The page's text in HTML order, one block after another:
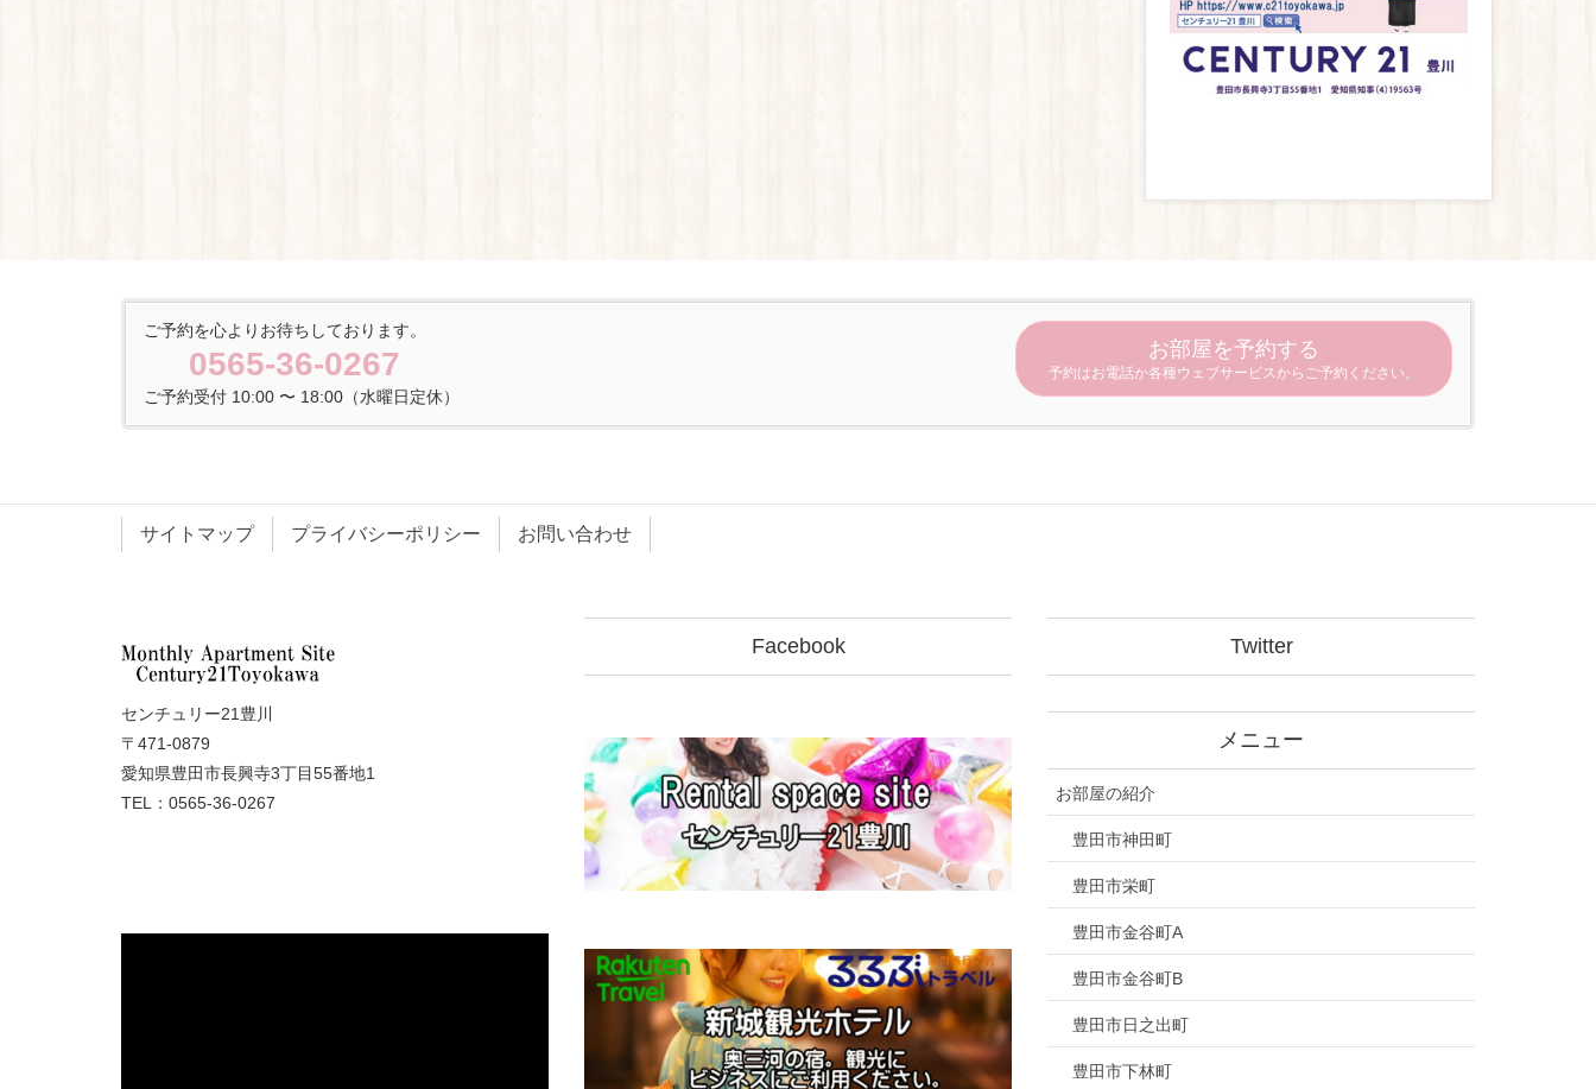
ご予約を心よりお待ちしております。
0565-36-0267
ご予約受付 10:00 〜 18:00（水曜日定休）
お部屋を予約する
予約はお電話か各種ウェブサービスからご予約ください。
サイトマップ プライバシーポリシー お問い合わせ
センチュリー21豊川
〒471-0879
愛知県豊田市長興寺3丁目55番地1
TEL：0565-36-0267
Facebook Twitter
メニュー
お部屋の紹介
豊田市神田町
豊田市栄町
豊田市金谷町A
豊田市金谷町B
豊田市日之出町
豊田市下林町